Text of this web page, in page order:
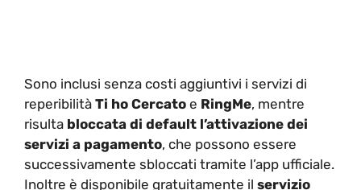
Sono inclusi senza costi aggiuntivi i servizi di
reperibilità Ti ho Cercato e RingMe, mentre
risulta bloccata di default l’attivazione dei
servizi a pagamento, che possono essere
successivamente sbloccati tramite l’app ufficiale.
Inoltre è disponibile gratuitamente il servizio